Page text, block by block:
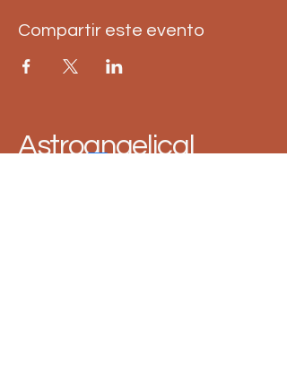
Compartir este evento
Astroangelical